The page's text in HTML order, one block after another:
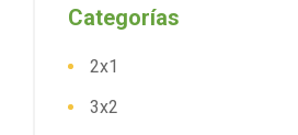
Categorías
2x1
3x2